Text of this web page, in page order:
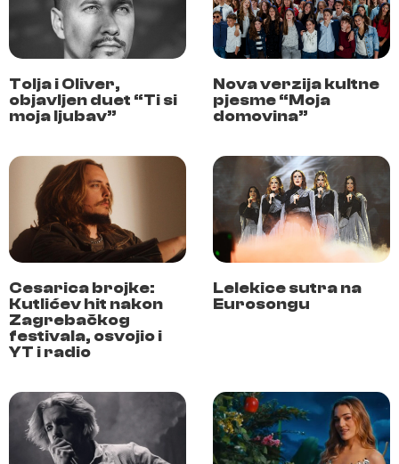
Tolja i Oliver,
objavljen duet “Ti si
moja ljubav”
Nova verzija kultne
pjesme “Moja
domovina”
Cesarica brojke:
Kutlićev hit nakon
Zagrebačkog
festivala, osvojio i
YT i radio
Lelekice sutra na
Eurosongu